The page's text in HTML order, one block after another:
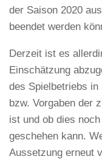
der Saison 2020
beendet werden
Derzeit ist es
Einschätzung
des Spielbetriebs in
bzw. Vorgaben der
ist und ob dies
geschehen kann.
Aussetzung erneut